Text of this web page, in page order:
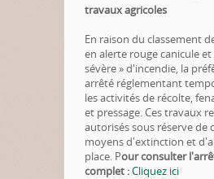
travaux agricoles
En raison du classement
en alerte rouge canicule
sévère » d'incendie, la
arrêté réglementant
les activités de récolte,
et pressage.Ces travaux
autorisés sous réserve de
moyens d'extinction et
place. Pour consulter
complet :Cliquez ici